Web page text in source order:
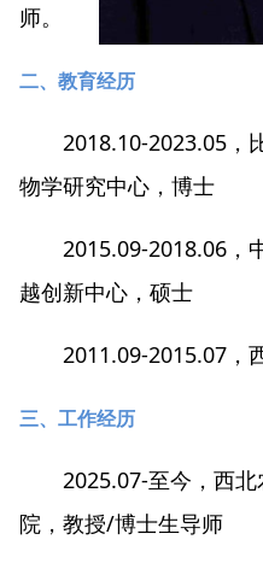
师。
二、教育经历
2018.10-2023.05，
物学研究中心，博士
2015.09-2018.06，
越创新中心，硕士
2011.09-2015.07，
三、工作经历
2025.07-至今，西
院，教授/博士生导师